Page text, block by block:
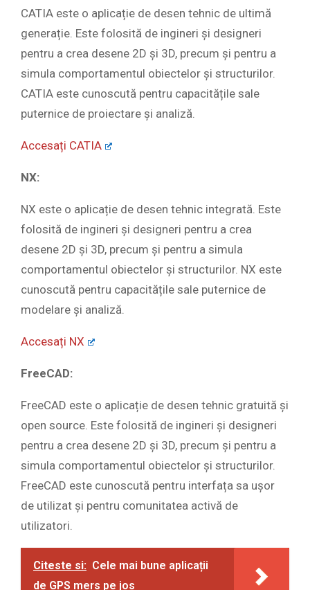
CATIA este o aplicație de desen tehnic de ultimă
generație. Este folosită de ingineri și designeri
pentru a crea desene 2D și 3D, precum și pentru a
simula comportamentul obiectelor și structurilor.
CATIA este cunoscută pentru capacitățile sale
puternice de proiectare și analiză.
Accesați CATIA
NX:
NX este o aplicație de desen tehnic integrată. Este
folosită de ingineri și designeri pentru a crea
desene 2D și 3D, precum și pentru a simula
comportamentul obiectelor și structurilor. NX este
cunoscută pentru capacitățile sale puternice de
modelare și analiză.
Accesați NX
FreeCAD:
FreeCAD este o aplicație de desen tehnic gratuită și
open source. Este folosită de ingineri și designeri
pentru a crea desene 2D și 3D, precum și pentru a
simula comportamentul obiectelor și structurilor.
FreeCAD este cunoscută pentru interfața sa ușor
de utilizat și pentru comunitatea activă de
utilizatori.
Citeste si: Cele mai bune aplicații
de GPS mers pe jos